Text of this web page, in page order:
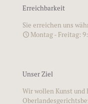
Erreichbarkeit
Sie erreichen uns
Montag - Freitag:
Unser Ziel
Wir wollen Kunst und